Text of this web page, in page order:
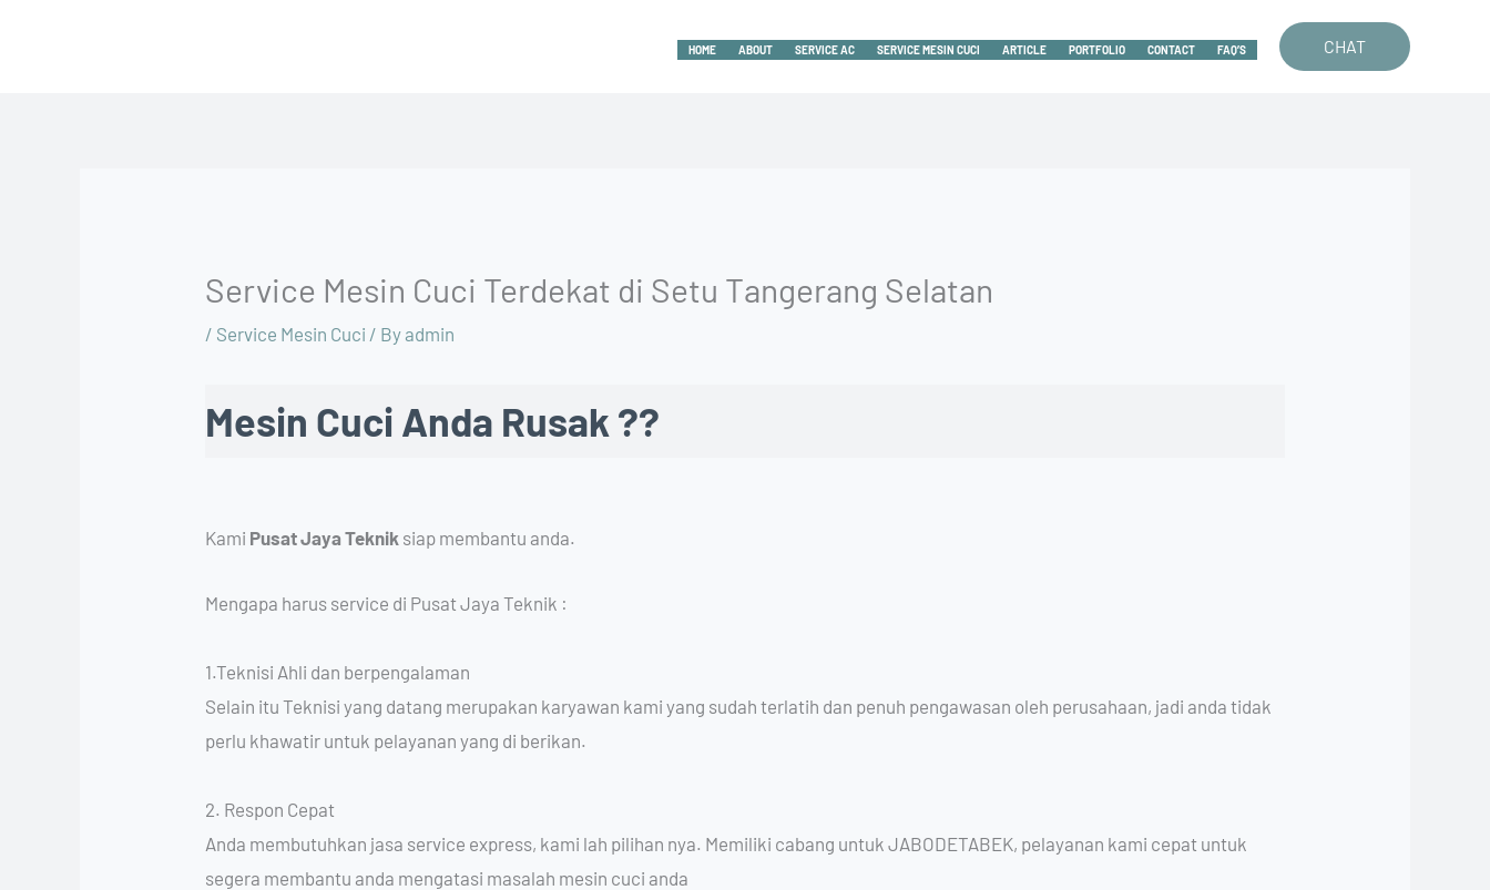
HOME ABOUT SERVICE AC SERVICE MESIN CUCI ARTICLE PORTFOLIO CONTACT FAQ’S CHAT
Service Mesin Cuci Terdekat di Setu Tangerang Selatan
/ Service Mesin Cuci / By admin
Mesin Cuci Anda Rusak ??
Kami Pusat Jaya Teknik siap membantu anda.
Mengapa harus service di Pusat Jaya Teknik :
1.Teknisi Ahli dan berpengalaman
Selain itu Teknisi yang datang merupakan karyawan kami yang sudah terlatih dan penuh pengawasan oleh perusahaan, jadi anda tidak
perlu khawatir untuk pelayanan yang di berikan.
2. Respon Cepat
Anda membutuhkan jasa service express, kami lah pilihan nya. Memiliki cabang untuk JABODETABEK, pelayanan kami cepat untuk
segera membantu anda mengatasi masalah mesin cuci anda